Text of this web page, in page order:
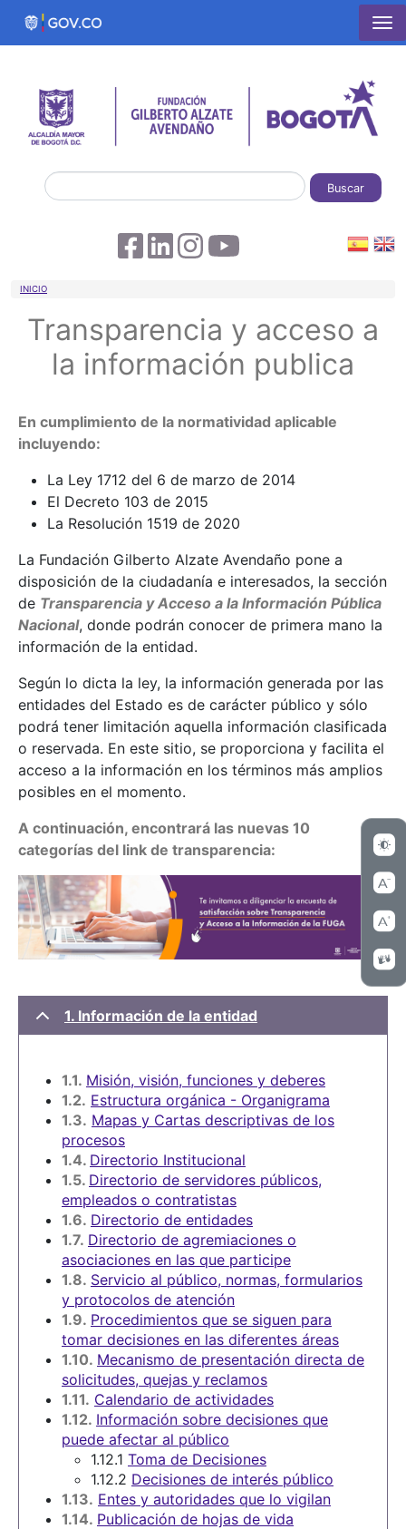
Pasar al contenido principal
Buscar
Sobrescribir enlaces de ayuda a la
INICIO
Transparencia y acceso a
la información publica
En cumplimiento de la normatividad aplicable
incluyendo:
La Ley 1712 del 6 de marzo de 2014
El Decreto 103 de 2015
La Resolución 1519 de 2020
La Fundación Gilberto Alzate Avendaño pone a
disposición de la ciudadanía e interesados, la sección
de Transparencia y Acceso a la Información Pública
Nacional, donde podrán conocer de primera mano la
información de la entidad.
Según lo dicta la ley, la información generada por las
entidades del Estado es de carácter público y sólo
podrá tener limitación aquella información clasificada
o reservada. En este sitio, se proporciona y facilita el
acceso a la información en los términos más amplios
posibles en el momento.
A continuación, encontrará las nuevas 10
categorías del link de transparencia:
1. Información de la entidad
1.1. Misión, visión, funciones y deberes
1.2. Estructura orgánica - Organigrama
1.3. Mapas y Cartas descriptivas de los
procesos
1.4. Directorio Institucional
1.5. Directorio de servidores públicos,
empleados o contratistas
1.6. Directorio de entidades
1.7. Directorio de agremiaciones o
asociaciones en las que participe
1.8. Servicio al público, normas, formularios
y protocolos de atención
1.9. Procedimientos que se siguen para
tomar decisiones en las diferentes áreas
1.10. Mecanismo de presentación directa de
solicitudes, quejas y reclamos
1.11. Calendario de actividades
1.12. Información sobre decisiones que
puede afectar al público
1.12.1 Toma de Decisiones
1.12.2 Decisiones de interés público
1.13. Entes y autoridades que lo vigilan
1.14. Publicación de hojas de vida